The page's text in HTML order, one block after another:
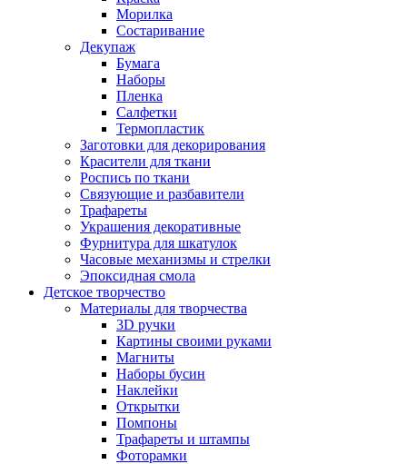
Морилка
Состаривание
Декупаж
Бумага
Наборы
Пленка
Салфетки
Термопластик
Заготовки для декорирования
Красители для ткани
Роспись по ткани
Связующие и разбавители
Трафареты
Украшения декоративные
Фурнитура для шкатулок
Часовые механизмы и стрелки
Эпоксидная смола
Детское творчество
Материалы для творчества
3D ручки
Картины своими руками
Магниты
Наборы бусин
Наклейки
Открытки
Помпоны
Трафареты и штампы
Фоторамки